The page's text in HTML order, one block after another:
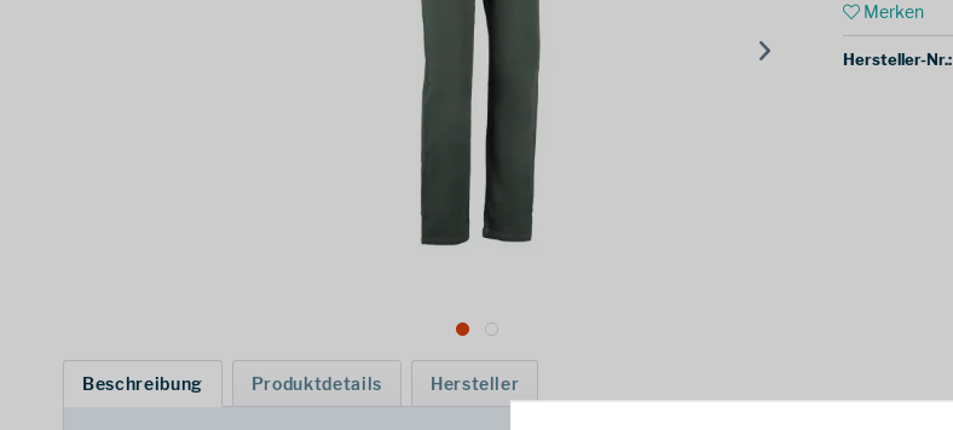
Merken
Hersteller-Nr.:
Beschreibung Produktdetails Hersteller